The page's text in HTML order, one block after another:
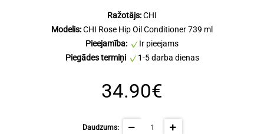
Ražotājs:CHI
Modelis:CHI Rose Hip Oil Conditioner 739 ml
Pieejamība:
Ir pieejams
Piegādes termiņi
1-5 darba dienas
34.90€
Daudzums: